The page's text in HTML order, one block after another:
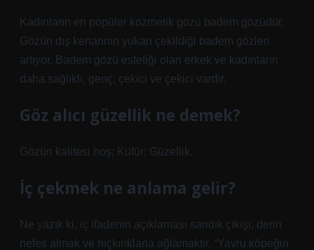
Kadınların en popüler kozmetik gözü badem gözüdür.
Gözün dış kenarının yukarı çekildiği badem gözleri
artıyor. Badem gözü estetiği olan erkek ve kadınların
daha sağlıklı, genç, çekici ve çekici vardır.
Göz alıcı güzellik ne demek?
Gözün kalitesi hoş; Küfür; Güzellik.
İç çekmek ne anlama gelir?
Ne yazık ki, iç ifadenin açıklaması sandık çıkışı, derin
nefes almak ve hıçkırıklarla ağlamaktır. “Yavru köpeğin